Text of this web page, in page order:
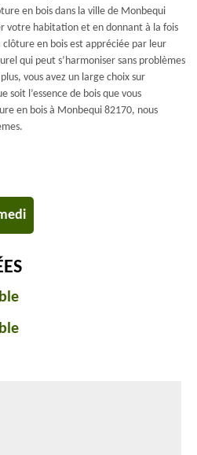
en bois dans la ville de Monbequi
votre habitation et en donnant à la fois
en bois est appréciée par leur
qui peut s’harmoniser sans problèmes
vous avez un large choix sur
soit l’essence de bois que vous
en bois à Monbequi 82170, nous